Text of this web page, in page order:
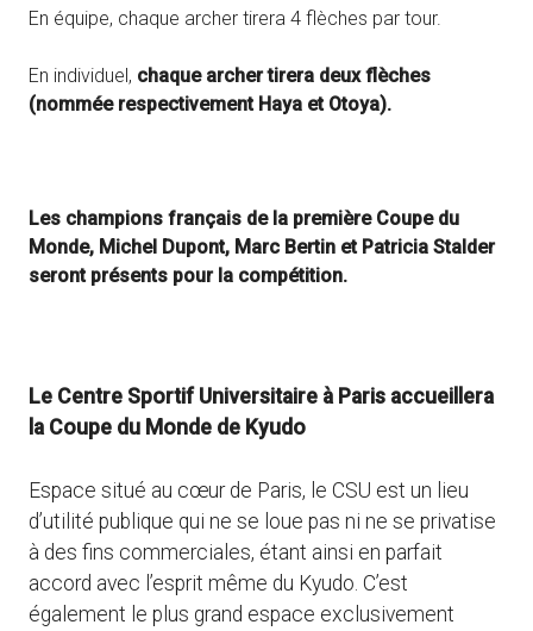
En équipe, chaque archer tirera 4 flèches par tour.
En individuel, chaque archer tirera deux flèches
(nommée respectivement Haya et Otoya).
Les champions français de la première Coupe du
Monde, Michel Dupont, Marc Bertin et Patricia Stalder
seront présents pour la compétition.
Le Centre Sportif Universitaire à Paris accueillera
la Coupe du Monde de Kyudo
Espace situé au cœur de Paris, le CSU est un lieu
d’utilité publique qui ne se loue pas ni ne se privatise
à des fins commerciales, étant ainsi en parfait
accord avec l’esprit même du Kyudo. C’est
également le plus grand espace exclusivement